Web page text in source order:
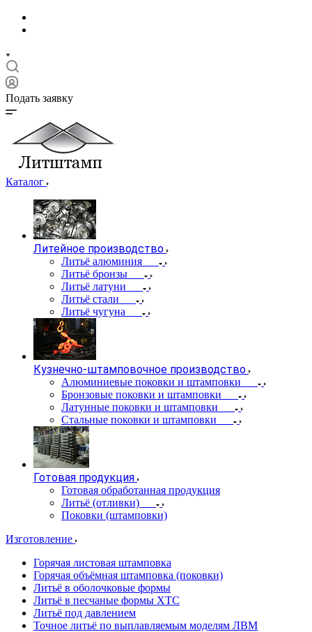
Подать заявку
Каталог
Литейное производство
Литьё алюминия
Литьё бронзы
Литьё латуни
Литьё стали
Литьё чугуна
Кузнечно-штамповочное производство
Алюминиевые поковки и штамповки
Бронзовые поковки и штамповки
Латунные поковки и штамповки
Стальные поковки и штамповки
Готовая продукция
Готовая обработанная продукция
Литьё (отливки)
Поковки (штамповки)
Изготовление
Горячая листовая штамповка
Горячая объёмная штамповка (поковки)
Литьё в оболочковые формы
Литьё в песчаные формы ХТС
Литьё под давлением
Точное литьё по выплавляемым моделям ЛВМ